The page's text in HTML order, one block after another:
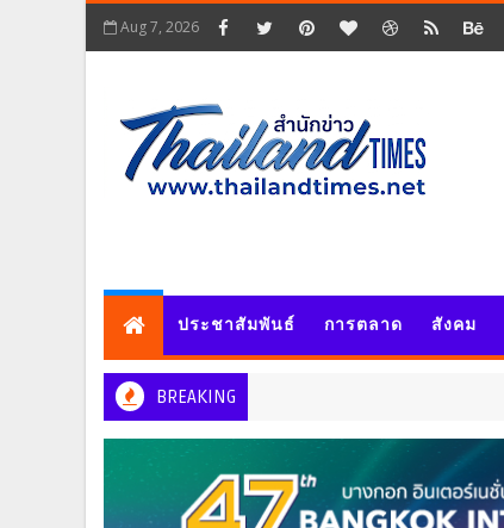
Aug 7, 2026
ประชาสัมพันธ์ การตลาด สังคม
BREAKING